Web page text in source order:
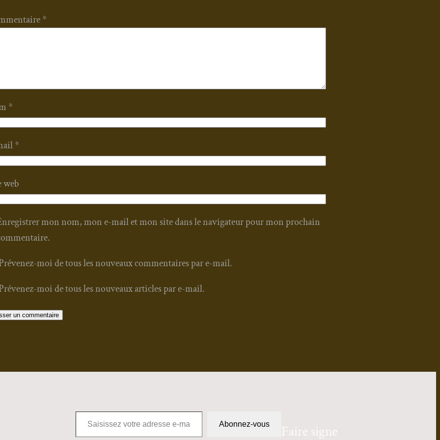
*
*
*
web
mon nom, mon e-mail et mon site dans le navigateur pour mon prochain
moi de tous les nouveaux commentaires par e-mail.
moi de tous les nouveaux articles par e-mail.
Saisissez votre adresse e-mail…
Abonnez-vous Faire signe